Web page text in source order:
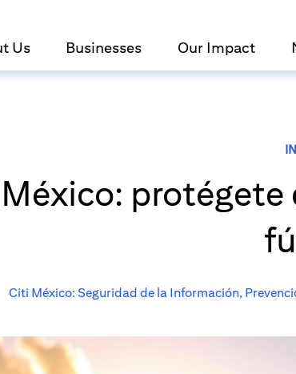
Us Businesses Our Impact
Citi México: Seguridad de la Información,